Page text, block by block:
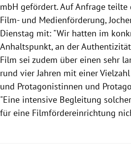
mbH gefördert. Auf Anfrage teilte
Film- und Medienförderung,
Dienstag mit: "Wir hatten im
Anhaltspunkt, an der
Film sei zudem über einen sehr
rund vier Jahren mit einer
und Protagonistinnen und
"Eine intensive Begleitung
für eine Filmfördereinrichtung